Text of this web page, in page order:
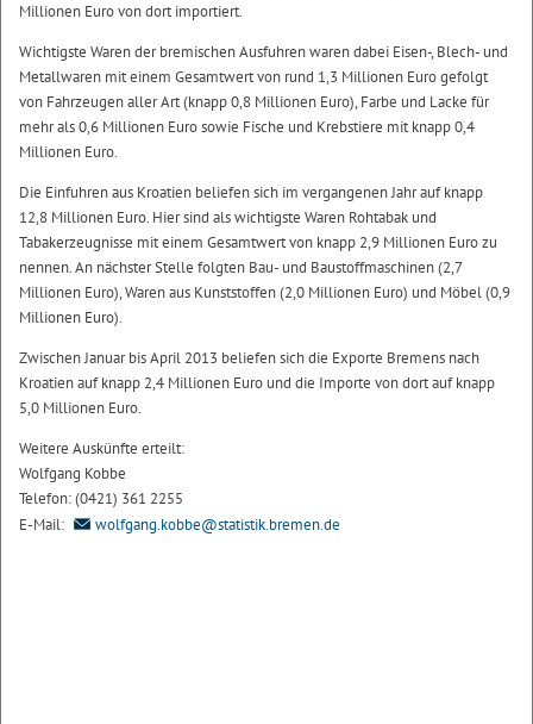
Millionen Euro von dort importiert.
Wichtigste Waren der bremischen Ausfuhren waren dabei Eisen-, Blech- und
Metallwaren mit einem Gesamtwert von rund 1,3 Millionen Euro gefolgt
von Fahrzeugen aller Art (knapp 0,8 Millionen Euro), Farbe und Lacke für
mehr als 0,6 Millionen Euro sowie Fische und Krebstiere mit knapp 0,4
Millionen Euro.
Die Einfuhren aus Kroatien beliefen sich im vergangenen Jahr auf knapp
12,8 Millionen Euro. Hier sind als wichtigste Waren Rohtabak und
Tabakerzeugnisse mit einem Gesamtwert von knapp 2,9 Millionen Euro zu
nennen. An nächster Stelle folgten Bau- und Baustoffmaschinen (2,7
Millionen Euro), Waren aus Kunststoffen (2,0 Millionen Euro) und Möbel (0,9
Millionen Euro).
Zwischen Januar bis April 2013 beliefen sich die Exporte Bremens nach
Kroatien auf knapp 2,4 Millionen Euro und die Importe von dort auf knapp
5,0 Millionen Euro.
Weitere Auskünfte erteilt:
Wolfgang Kobbe
Telefon: (0421) 361 2255
E-Mail:
wolfgang.kobbe@statistik.bremen.de